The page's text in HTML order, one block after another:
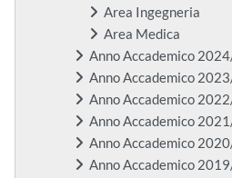
Area Ingegneria
Area Medica
Anno Accademico
Anno Accademico
Anno Accademico
Anno Accademico
Anno Accademico
Anno Accademico